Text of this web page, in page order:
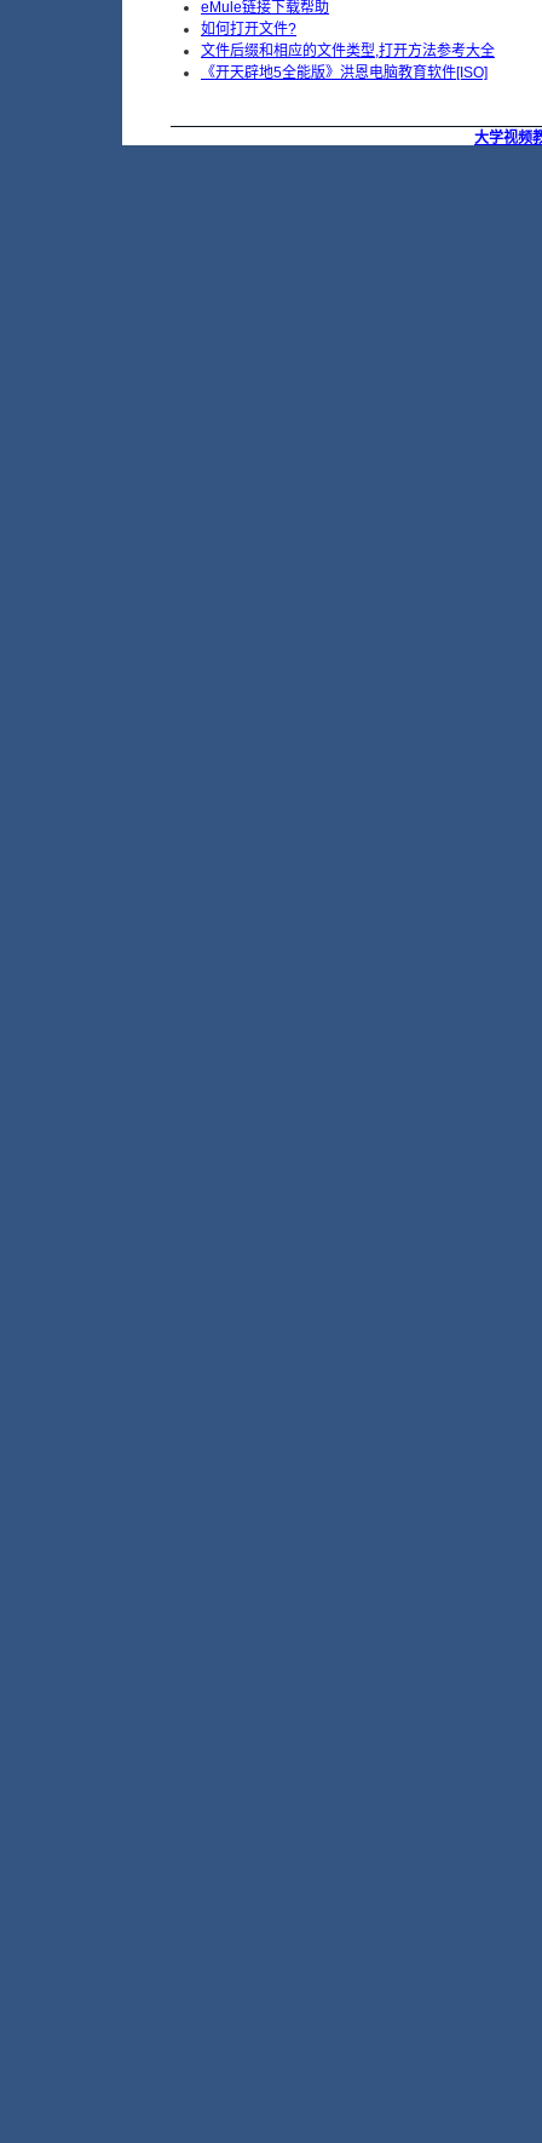
eMule链接下载帮助
如何打开文件?
文件后缀和相应的文件类型,打开方法参考大全
《开天辟地5全能版》洪恩电脑教育软件[ISO]
大学视频